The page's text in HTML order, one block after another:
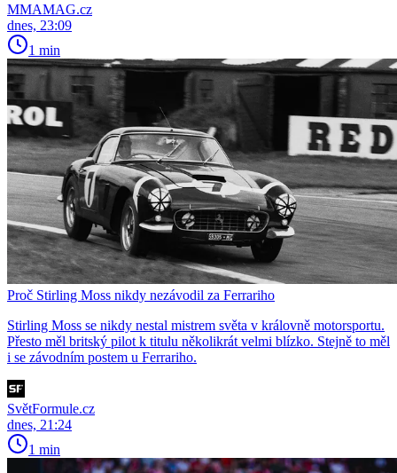
MMAMAG.cz
dnes, 23:09
1 min
Proč Stirling Moss nikdy nezávodil za Ferrariho
Stirling Moss se nikdy nestal mistrem světa v královně motorsportu.
Přesto měl britský pilot k titulu několikrát velmi blízko. Stejně to měl
i se závodním postem u Ferrariho.
SvětFormule.cz
dnes, 21:24
1 min